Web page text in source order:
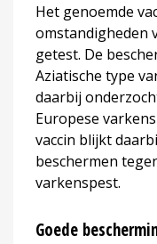
Het genoemde
omstandigheden
getest. De
Aziatische type
daarbij
Europese
vaccin blijkt
beschermen
varkenspest.
Goede